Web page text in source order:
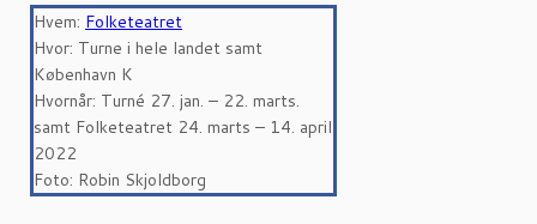
Hvem: Folketeatret
Hvor: Turne i hele landet samt
København K
Hvornår: Turné 27. jan. – 22. marts.
samt Folketeatret 24. marts – 14. april
2022
Foto: Robin Skjoldborg